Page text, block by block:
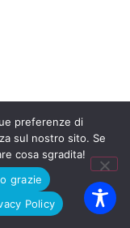
preferenze di
sul nostro sito. Se
cosa sgradita!
grazie
Policy